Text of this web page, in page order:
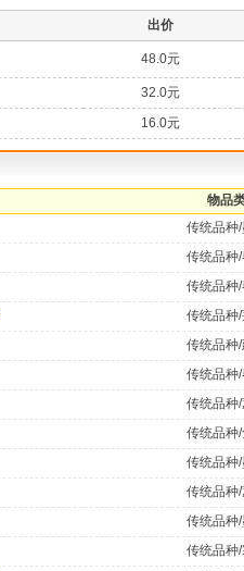
出价
48.0元
32.0元
16.0元
物品
传统品种
传统品种
传统品种
传统品种
传统品种
传统品种
传统品种
传统品种
传统品种
传统品种
传统品种
传统品种